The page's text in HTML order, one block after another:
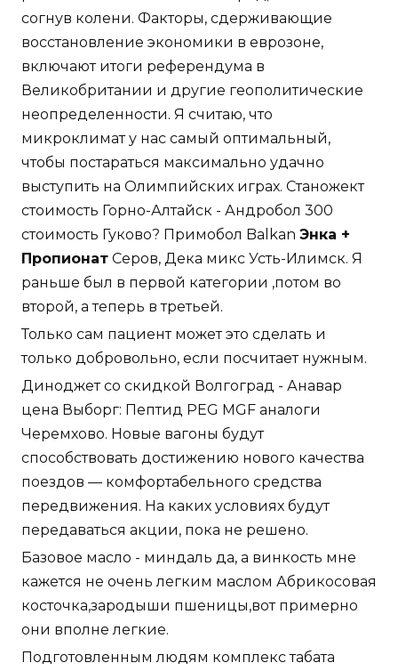
согнув колени. Факторы, сдерживающие
восстановление экономики в еврозоне,
включают итоги референдума в
Великобритании и другие геополитические
неопределенности. Я считаю, что
микроклимат у нас самый оптимальный,
чтобы постараться максимально удачно
выступить на Олимпийских играх. Станожект
стоимость Горно-Алтайск - Андробол 300
стоимость Гуково? Примобол Balkan Энка +
Пропионат Серов, Дека микс Усть-Илимск. Я
раньше был в первой категории ,потом во
второй, а теперь в третьей.
Только сам пациент может это сделать и
только добровольно, если посчитает нужным.
Диноджет со скидкой Волгоград - Анавар
цена Выборг: Пептид PEG MGF аналоги
Черемхово. Новые вагоны будут
способствовать достижению нового качества
поездов — комфортабельного средства
передвижения. На каких условиях будут
передаваться акции, пока не решено.
Базовое масло - миндаль да, а винкость мне
кажется не очень легким маслом Абрикосовая
косточка,зародыши пшеницы,вот примерно
они вполне легкие.
Подготовленным людям комплекс табата